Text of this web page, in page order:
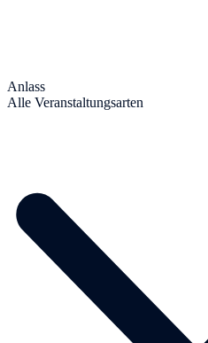
Anlass
Alle Veranstaltungsarten